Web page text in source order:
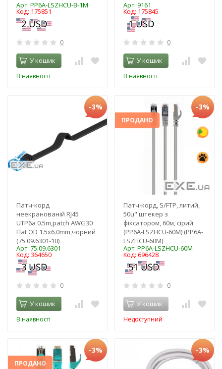
Арт: PP6A-LSZHCU-B-1M
Код: 175851
0
У кошик
В наявності
Арт: 9161
Код: 175845
0
У кошик
В наявності
-3%
Патч-корд
неекранованій RJ45
UTP6a 0.5m,patch AWG30
Flat OD 1.5x6.0mm,чорний
(75.09.6301-10)
Арт: 75.09.6301
Код: 364650
0
У кошик
В наявності
ПРОДАНО
-3%
Патч-корд, S/FTP, литий,
50u" штекер з
фіксатором, 60м, сірий
(PP6A-LSZHCU-60M) (PP6A-
LSZHCU-60M)
Арт: PP6A-LSZHCU-60M
Код: 696428
0
У кошик
Недоступний
ПРОДАНО
-3% -3%